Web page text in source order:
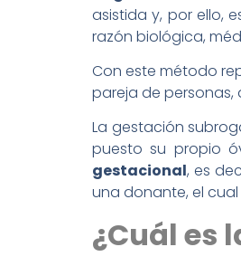
asistida y, por ello,
razón biológica,
Con este método
pareja de
La gestación
puesto su propio
gestacional, es
una donante, el
¿Cuál es